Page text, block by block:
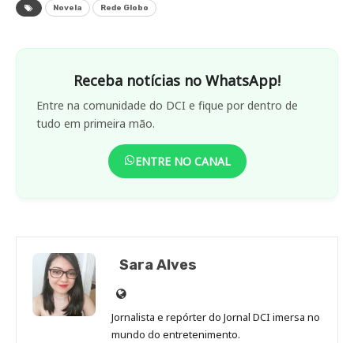
Novela Rede Globo
Receba notícias no WhatsApp!
Entre na comunidade do DCI e fique por dentro de
tudo em primeira mão.
ENTRE NO CANAL
Sara Alves
Site
de
Sara
Jornalista e repórter do Jornal DCI imersa no
mundo do entretenimento.